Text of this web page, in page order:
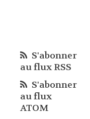
S'abonner
au flux RSS
S'abonner
au flux
ATOM